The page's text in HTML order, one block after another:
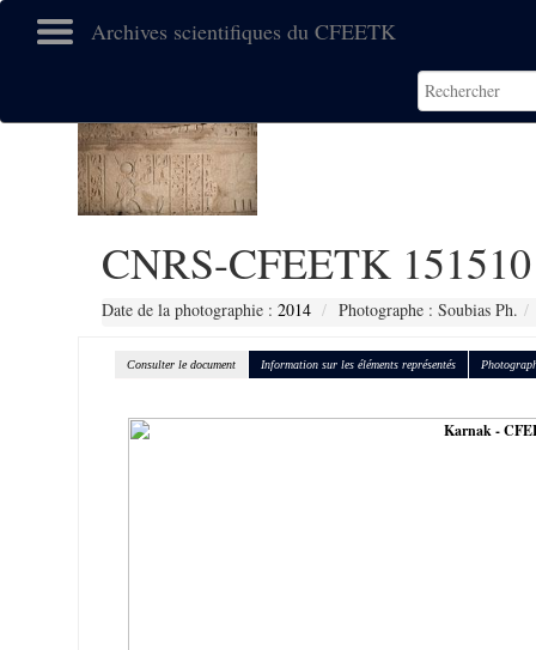
Archives scientifiques du CFEETK
CNRS-CFEETK 151510
Date de la photographie : 2014 Photographe : Soubias Ph.
Consulter le document Information sur les éléments représentés